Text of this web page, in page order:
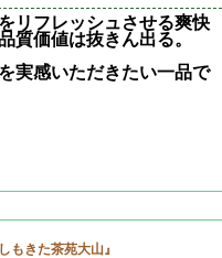
リフレッシュさせる爽快
質価値は抜きん出る。
実感いただきたい一品で
もきた茶苑大山』